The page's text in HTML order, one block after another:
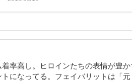
率高し。ヒロインたちの表情が豊
になってる。フェイバリットは「